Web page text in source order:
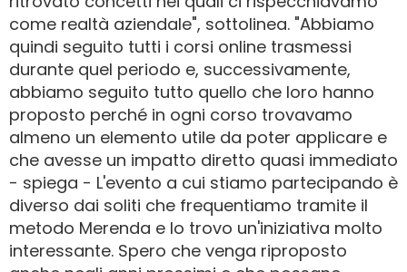
come realtà aziendale", sottolinea. "Abbiamo
quindi seguito tutti i corsi online trasmessi
durante quel periodo e, successivamente,
abbiamo seguito tutto quello che loro hanno
proposto perché in ogni corso trovavamo
almeno un elemento utile da poter applicare e
che avesse un impatto diretto quasi immediato
- spiega - L'evento a cui stiamo partecipando è
diverso dai soliti che frequentiamo tramite il
metodo Merenda e lo trovo un'iniziativa molto
interessante. Spero che venga riproposto